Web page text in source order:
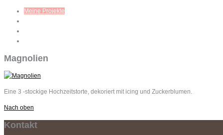
Meine Projekte
Magnolien
Eine 3 -stockige Hochzeitstorte, dekoriert mit icing und Zuckerblumen.
Nach oben
Kontakt